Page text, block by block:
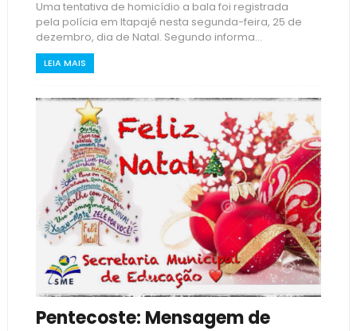
Uma tentativa de homicídio a bala foi registrada
pela polícia em Itapajé nesta segunda-feira, 25 de
dezembro, dia de Natal. Segundo informa...
LEIA MAIS
Pentecoste: Mensagem de